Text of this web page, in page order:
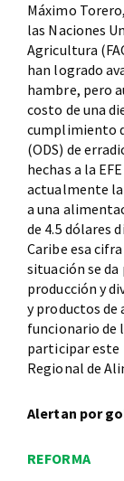
Máximo
las Naciones
Agricultura
han logrado
hambre, pero
costo de una
cumplimiento
(ODS) de
hechas a la
actualmente la
a una
de 4.5 dólares
Caribe esa
situación se
producción y
y productos
funcionario de
participar este
Regional de
Alertan por
REFORMA